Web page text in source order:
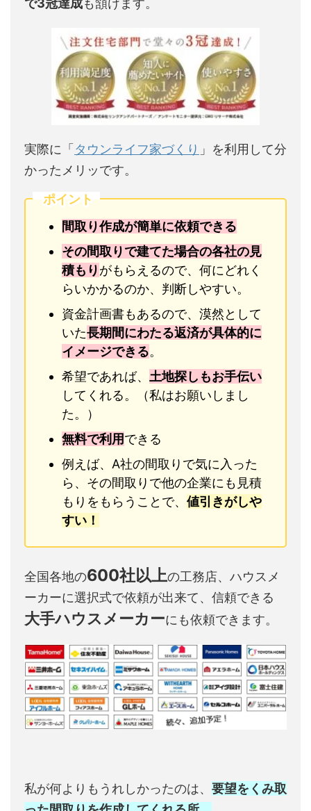
で3冠達成も頷けます。
実際に「 タウンライフ家づくり 」を利用して分
かったメリッです。
ポイント
間取り作成が簡単に依頼できる
その間取りで建てた場合の各社の見
積もりがもらえるので、何にどれく
らいかかるのか、判断しやすい。
資金計画書もあるので、漠然として
いた長期間にわたる返済が具体的に
イメージできる。
希望であれば、 土地探しもお手伝い
してくれる。（私はお願いしまし
た。）
無料で利用できる
例えば、A社の間取りで気に入った
ら、その間取りで他の企業にも見積
もりをもらうことで、 値引きがしや
すい！
全国各地の600社以上の工務店、ハウスメ
ーカーに選択式で依頼が出来て、信頼できる
大手ハウスメーカーにも依頼できます。
私が何よりもうれしかったのは、 要望をくみ取